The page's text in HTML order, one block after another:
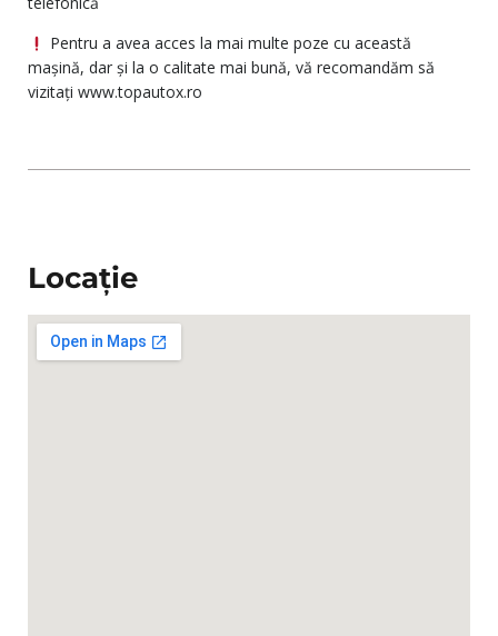
Pentru a avea acces la mai multe poze cu această
mașină, dar și la o calitate mai bună, vă recomandăm să
vizitați www.topautox.ro
Locație